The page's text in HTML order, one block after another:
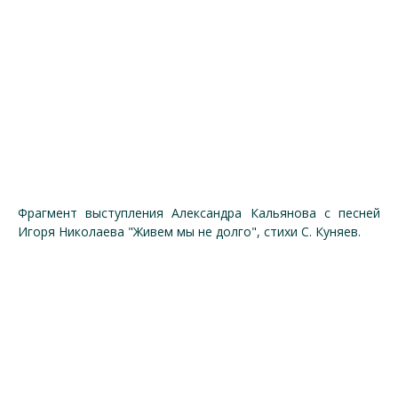
Фрагмент выступления Александра Кальянова с песней
Игоря Николаева "Живем мы не долго", стихи С. Куняев.